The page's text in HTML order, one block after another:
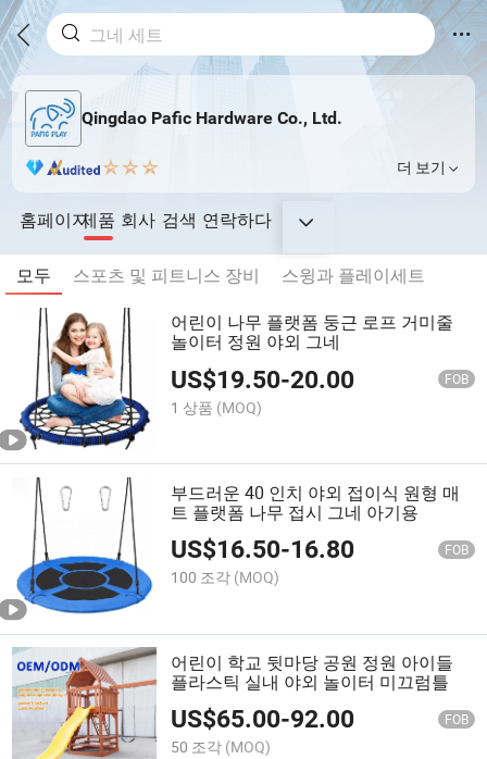
Qingdao Pafic Hardware Co., Ltd.
더 보기
홈페이지제품 회사 검색 연락하다
모두 스포츠 및 피트니스 장비
스윙과 플레이세트
어린이 나무 플랫폼 둥근 로프 거미줄
놀이터 정원 야외 그네
US$19.50-20.00 FOB
1 상품 (MOQ)
부드러운 40 인치 야외 접이식 원형 매
트 플랫폼 나무 접시 그네 아기용
US$16.50-16.80 FOB
100 조각 (MOQ)
어린이 학교 뒷마당 공원 정원 아이들
플라스틱 실내 야외 놀이터 미끄럼틀
US$65.00-92.00 FOB
50 조각 (MOQ)